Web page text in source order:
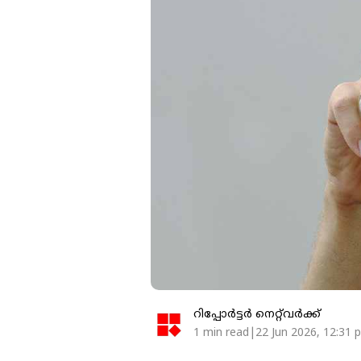
റിപ്പോർട്ടർ നെറ്റ്‌വര്‍ക്ക്‌
1 min read|22 Jun 2026, 12:31